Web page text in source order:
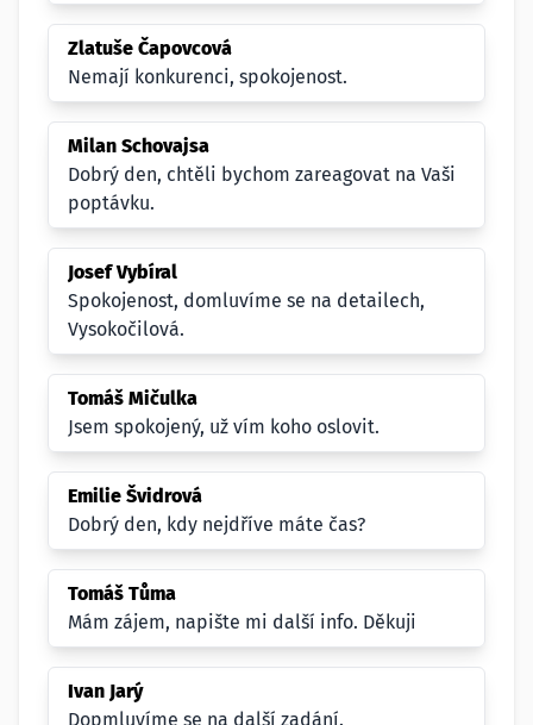
Zlatuše Čapovcová
Nemají konkurenci, spokojenost.
Milan Schovajsa
Dobrý den, chtěli bychom zareagovat na Vaši
poptávku.
Josef Vybíral
Spokojenost, domluvíme se na detailech,
Vysokočilová.
Tomáš Mičulka
Jsem spokojený, už vím koho oslovit.
Emilie Švidrová
Dobrý den, kdy nejdříve máte čas?
Tomáš Tůma
Mám zájem, napište mi další info. Děkuji
Ivan Jarý
Dopmluvíme se na další zadání.